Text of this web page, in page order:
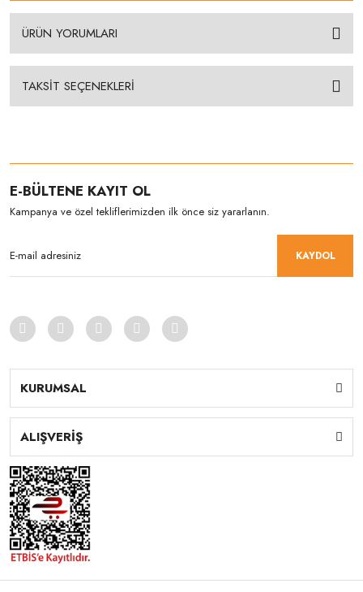
ÜRÜN YORUMLARI
TAKSİT SEÇENEKLERİ
E-BÜLTENE KAYIT OL
Kampanya ve özel tekliflerimizden ilk önce siz yararlanın.
KAYDOL
KURUMSAL
ALIŞVERİŞ